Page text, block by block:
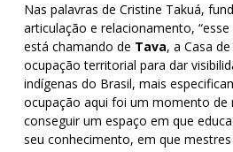
Nas palavras de Cristine Takuá,
articulação e relacionamento,
está chamando de Tava, a Casa
ocupação territorial para dar
indígenas do Brasil, mais
ocupação aqui foi um momento de
conseguir um espaço em que
seu conhecimento, em que